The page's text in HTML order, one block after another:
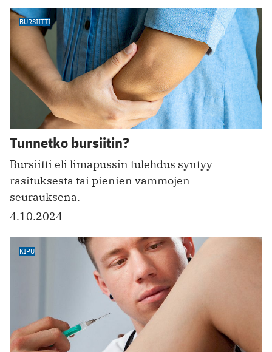
BURSIITTI
Tunnetko bursiitin?
Bursiitti eli limapussin tulehdus syntyy
rasituksesta tai pienien vammojen
seurauksena.
4.10.2024
KIPU